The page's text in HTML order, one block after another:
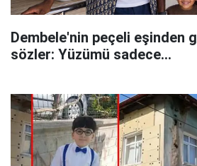
Dembele'nin peçeli eşinden
sözler: Yüzümü sadece...